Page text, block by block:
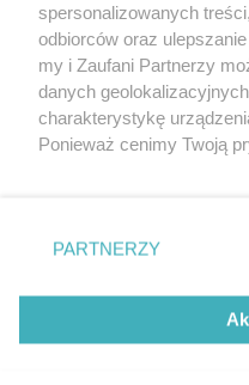
REKLAMA WSPÓŁPRACA
Aktualności
Tcz24
Historia miasta
spersonalizowanych
odbiorców oraz
my i Zaufani Partnerzy
danych
charakterystykę
Ponieważ cenimy Twoją
znajdujący się w lewym
przetwarzaniu.
PARTNERZY